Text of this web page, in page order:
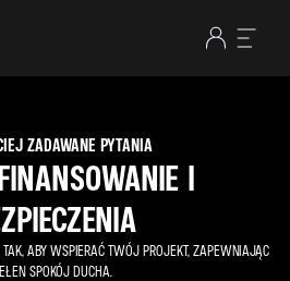
ZADAWANE PYTANIA
I
ABY WSPIERAĆ TWÓJ PROJEKT, ZAPEWNIAJĄC
SPOKÓJ DUCHA.